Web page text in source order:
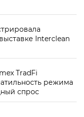
Interclean
TradFi
режима
спрос